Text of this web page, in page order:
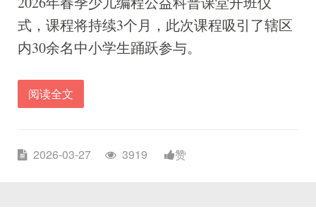
式，课程将持续3个月，此次课程吸引了辖区
内30余名中小学生踊跃参与。
阅读全文
2026-03-27 3919 赞